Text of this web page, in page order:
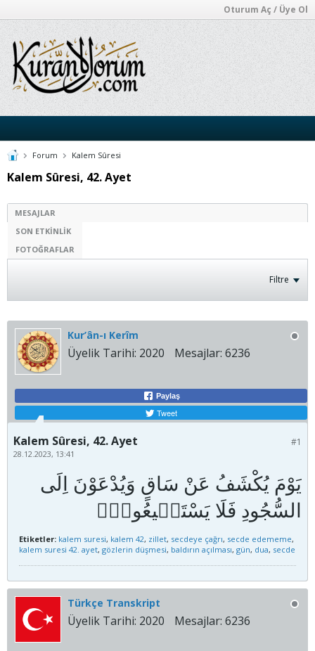
Oturum Aç / Üye Ol
Forum Kalem Sûresi
Kalem Sûresi, 42. Ayet
MESAJLAR
SON ETKINLIK
FOTOĞRAFLAR
Filtre
Kur’ân-ı Kerîm
Üyelik Tarihi: 2020 Mesajlar: 6236
Paylaş
Tweet
#1
Kalem Sûresi, 42. Ayet
28.12.2023, 13:41
يَوْمَ يُكْشَفُ عَنْ سَاقٍ وَيُدْعَوْنَ اِلَى
Etiketler: kalem suresi, kalem 42, zillet, secdeye çağrı, secde edememe,
kalem suresi 42. ayet, gözlerin düşmesi, baldırın açılması, gün, dua, secde
Türkçe Transkript
Üyelik Tarihi: 2020 Mesajlar: 6236